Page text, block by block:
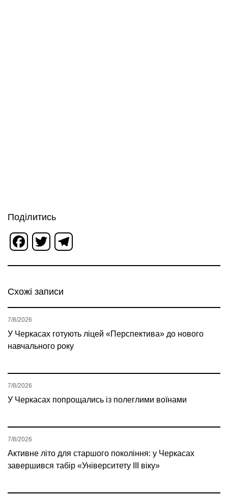
Поділитись
Facebook
Twitter
Схожі записи
У Черкасах готують ліцей «Перспектива» до нового
навчального року
7/8/2026
У Черкасах попрощались із полеглими воїнами
7/8/2026
Активне літо для старшого покоління: у Черкасах
завершився табір «Університету ІІІ віку»
7/8/2026